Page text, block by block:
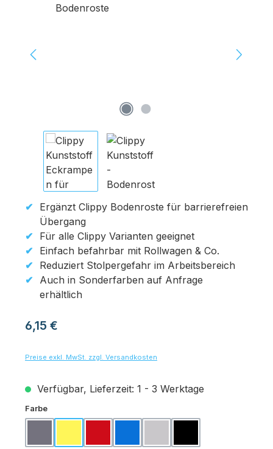
Ergänzt Clippy Bodenroste für barrierefreien
Übergang
Für alle Clippy Varianten geeignet
Einfach befahrbar mit Rollwagen & Co.
Reduziert Stolpergefahr im Arbeitsbereich
Auch in Sonderfarben auf Anfrage
erhältlich
Regulärer Preis:
6,15 €
Preise exkl. MwSt. zzgl. Versandkosten
Verfügbar, Lieferzeit: 1 - 3 Werktage
Farbeauswählen